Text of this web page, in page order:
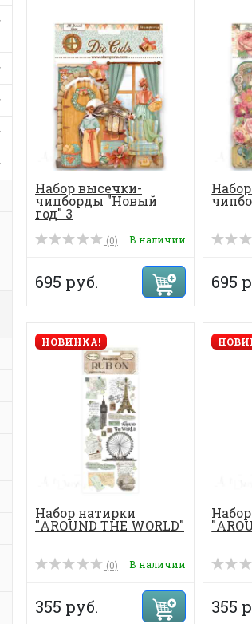
Набор высечки-
чипборды "Новый
год" 3
(0) В наличии
695 руб. 695
НОВИНКА!
Набор натирки
"AROUND THE WORLD"
(0) В наличии
355 руб. 355